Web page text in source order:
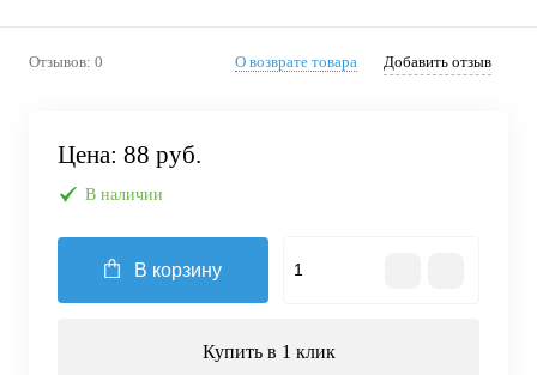
Отзывов: 0 О возврате товара Добавить отзыв
Цена: 88 руб.
В наличии
В корзину
Купить в 1 клик